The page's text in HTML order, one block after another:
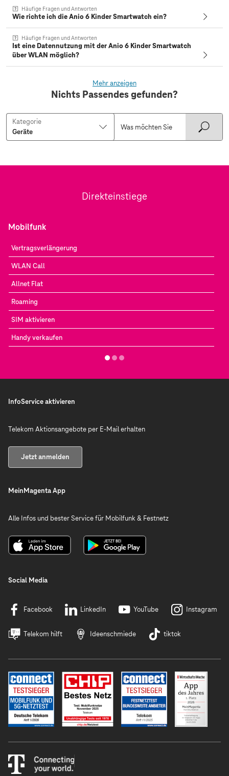
Häufige Fragen und Antworten
Wie richte ich die Anio 6 Kinder Smartwatch ein?
Häufige Fragen und Antworten
Ist eine Datennutzung mit der Anio 6 Kinder Smartwatch
über WLAN möglich?
Mehr anzeigen
Nichts Passendes gefunden?
Kategorie
Direkteinstiege
Mobilfunk
Vertragsverlängerung
WLAN Call
Allnet Flat
Roaming
SIM aktivieren
Handy verkaufen
InfoService aktivieren
Telekom Aktionsangebote per E-Mail erhalten
Jetzt anmelden
MeinMagenta App
Alle Infos und bester Service für Mobilfunk & Festnetz
Social Media
Facebook LinkedIn YouTube Instagram
Telekom hilft Ideenschmiede tiktok